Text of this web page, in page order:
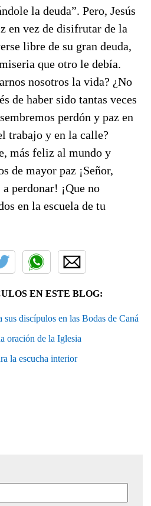
la deuda”. Pero, Jesús
en vez de disifrutar de la
libre de su gran deuda,
que otro le debía.
nosotros la vida? ¿No
de haber sido tantas veces
perdón y paz en
trabajo y en la calle?
más feliz al mundo y
de mayor paz ¡Señor,
perdonar! ¡Que no
en la escuela de tu
EN ESTE BLOG:
sus discípulos en las Bodas de Caná
oración de la Iglesia
la escucha interior